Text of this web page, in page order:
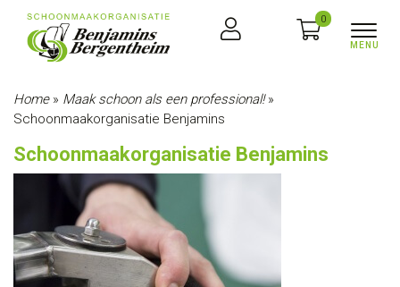
0
Home» Maak schoon als een professional!»
Schoonmaakorganisatie Benjamins
Schoonmaakorganisatie Benjamins